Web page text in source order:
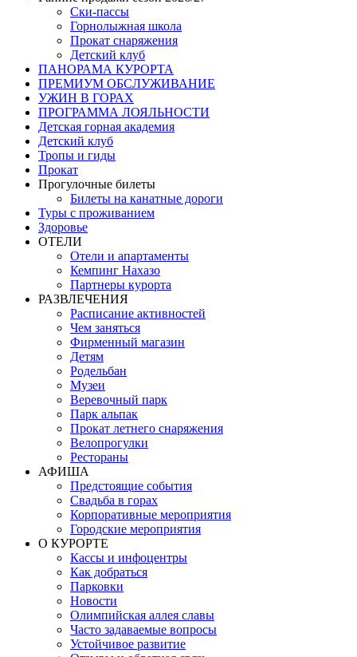
Ски-пассы
Горнолыжная школа
Прокат снаряжения
Детский клуб
ПАНОРАМА КУРОРТА
ПРЕМИУМ ОБСЛУЖИВАНИЕ
УЖИН В ГОРАХ
ПРОГРАММА ЛОЯЛЬНОСТИ
Детская горная академия
Детский клуб
Тропы и гиды
Прокат
Прогулочные билеты
Билеты на канатные дороги
Туры с проживанием
Здоровье
ОТЕЛИ
Отели и апартаменты
Кемпинг Нахазо
Партнеры курорта
РАЗВЛЕЧЕНИЯ
Расписание активностей
Чем заняться
Фирменный магазин
Детям
Родельбан
Музеи
Веревочный парк
Парк альпак
Прокат летнего снаряжения
Велопрогулки
Рестораны
АФИША
Предстоящие события
Свадьба в горах
Корпоративные мероприятия
Городские мероприятия
О КУРОРТЕ
Кассы и инфоцентры
Как добраться
Парковки
Новости
Олимпийская аллея славы
Часто задаваемые вопросы
Устойчивое развитие